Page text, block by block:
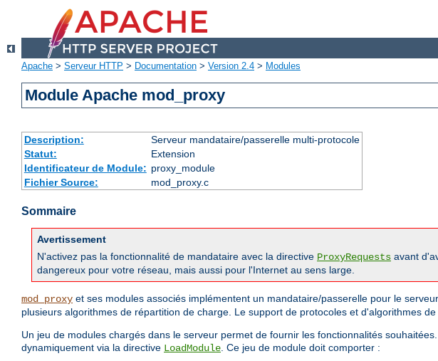
Apache > Serveur HTTP > Documentation > Version 2.4 > Modules
Module Apache mod_proxy
Description:
Serveur mandataire/passerelle multi-protocole
Statut:
Extension
Identificateur de Module: proxy_module
Fichier Source:
mod_proxy.c
Sommaire
Avertissement
N'activez pas la fonctionnalité de mandataire avec la directive ProxyRequests avant
dangereux pour votre réseau, mais aussi pour l'Internet au sens large.
mod_proxy et ses modules associés implémentent un mandataire/passerelle pour le
plusieurs algorithmes de répartition de charge. Le support de protocoles et d'algorithmes
Un jeu de modules chargés dans le serveur permet de fournir les fonctionnalités
dynamiquement via la directive LoadModule . Ce jeu de module doit comporter :